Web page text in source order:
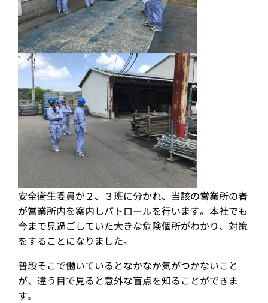
安全衛生委員が２、３班に分かれ、当該の営業所の者
が営業所内を案内しパトロールを行います。本社でも
今まで見過ごしていた大きな危険個所がわかり、対策
をすることになりました。
普段そこで働いているとなかなか気がつかないこと
が、違う目で見ると意外な盲点を知ることができま
す。